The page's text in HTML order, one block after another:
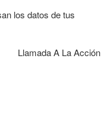
los datos de tus
Llamada A La Acción